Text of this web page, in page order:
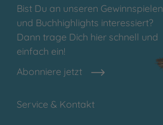
Bist Du an unseren Gewinnspielen
und Buchhighlights interessiert?
Dann trage Dich hier schnell und
einfach ein!
Abonniere jetzt
Service & Kontakt